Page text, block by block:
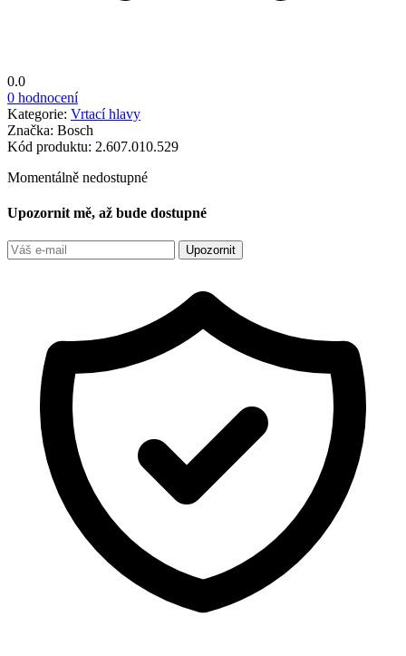
0.0
0 hodnocení
Kategorie: Vrtací hlavy
Značka: Bosch
Kód produktu: 2.607.010.529
Momentálně nedostupné
Upozornit mě, až bude dostupné
Upozornit